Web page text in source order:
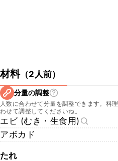
材料（2人前）
分量の調整
人数に合わせて分量を調整できます。料
わせて調整してくださいね。
エビ (むき・生食用)
アボカド
たれ